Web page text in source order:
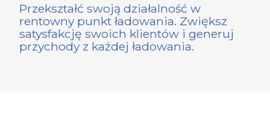
Przekształć swoją działalność w
rentowny punkt ładowania. Zwiększ
satysfakcję swoich klientów i generuj
przychody z każdej ładowania.